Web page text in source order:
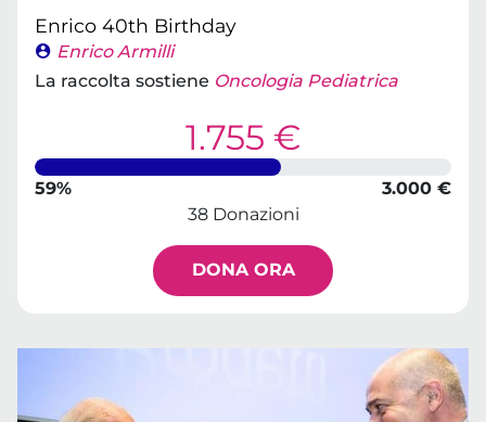
Enrico 40th Birthday
Enrico Armilli
La raccolta sostiene Oncologia Pediatrica
1.755 €
59%
3.000 €
38 Donazioni
DONA ORA